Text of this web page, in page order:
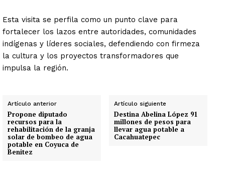
Esta visita se perfila como un punto clave para
fortalecer los lazos entre autoridades, comunidades
indígenas y líderes sociales, defendiendo con firmeza
la cultura y los proyectos transformadores que
impulsa la región.
Artículo anterior
Propone diputado
recursos para la
rehabilitación de la granja
solar de bombeo de agua
potable en Coyuca de
Benitez
Artículo siguiente
Destina Abelina López 91
millones de pesos para
llevar agua potable a
Cacahuatepec